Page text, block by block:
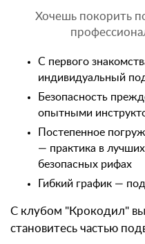
Хочешь покорить
С первого
индивидуальный
Безопасность
опытными
Постепенное
— практика в
безопасных рифах
Гибкий график —
С клубом "Крокодил"
становитесь частью